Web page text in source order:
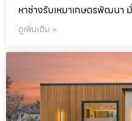
หาช่างรับเหมาเกษตรพัฒนา
ดูเพิ่มเติม »